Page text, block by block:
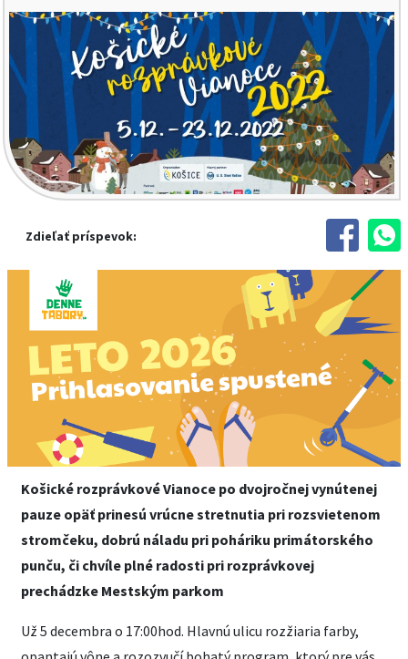
Zdieľať príspevok:
Košické rozprávkové Vianoce po dvojročnej vynútenej
pauze opäť prinesú vrúcne stretnutia pri rozsvietenom
stromčeku, dobrú náladu pri poháriku primátorského
punču, či chvíle plné radosti pri rozprávkovej
prechádzke Mestským parkom
Už 5 decembra o 17:00hod. Hlavnú ulicu rozžiaria farby,